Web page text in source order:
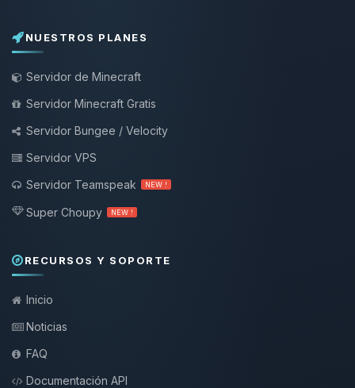
NUESTROS PLANES
Servidor de Minecraft
Servidor Minecraft Gratis
Servidor Bungee / Velocity
Servidor VPS
Servidor Teamspeak
NEW !
Super Choupy NEW !
RECURSOS Y SOPORTE
Inicio
Noticias
FAQ
Documentación API